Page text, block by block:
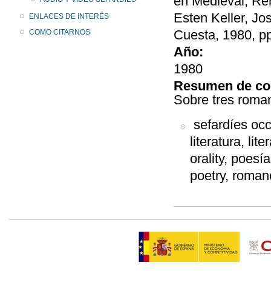
ENLACES DE INTERÉS
COMO CITARNOS
Esten Keller,
Cuesta, 1980,
Año:
1980
Resumen de
Sobre tres
sefardíes
literatura,
orality,
poetry,